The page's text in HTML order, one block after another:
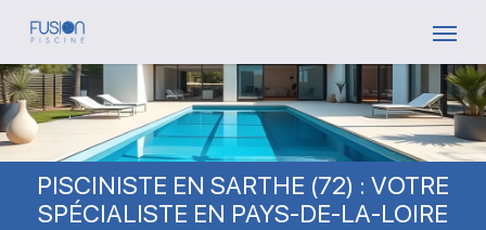
Skip
main
content
PISCINISTE EN SARTHE (72) : VOTRE
SPÉCIALISTE EN PAYS-DE-LA-LOIRE